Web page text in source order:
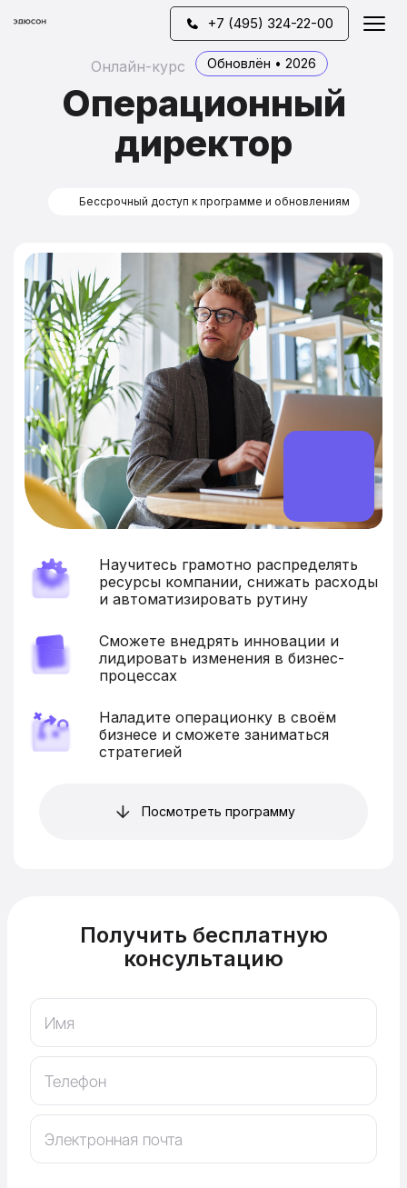
+7 (495) 324-22-00
Онлайн-курс
Операционный
директор
Обновлён • 2026
Бессрочный доступ к программе и обновлениям
Научитесь грамотно распределять
ресурсы компании, снижать расходы
и автоматизировать рутину
Сможете внедрять инновации и
лидировать изменения в бизнес-
процессах
Наладите операционку в своём
бизнесе и сможете заниматься
стратегией
Посмотреть программу
Получить бесплатную
консультацию